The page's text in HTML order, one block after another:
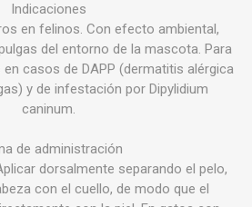
Indicaciones
en felinos. Con efecto ambiental,
del entorno de la mascota. Para
casos de DAPP (dermatitis alérgica
y de infestación por Dipylidium
caninum.
de administración
dorsalmente separando el pelo,
con el cuello, de modo que el